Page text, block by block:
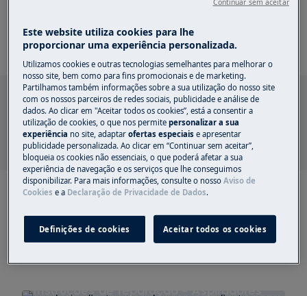
Pesquise entre os nossos artigos de suporte
Instruções de reparação - Aparelhos de
refrigeração (frigoríficos e
congeladores)
Este website utiliza cookies para lhe
proporcionar uma experiência personalizada.
Utilizamos cookies e outras tecnologias semelhantes para melhorar o
nosso site, bem como para fins promocionais e de marketing.
Partilhamos também informações sobre a sua utilização do nosso site
com os nossos parceiros de redes sociais, publicidade e análise de
dados. Ao clicar em "Aceitar todos os cookies”, está a consentir a
utilização de cookies, o que nos permitepersonalizar a sua
experiência no site, adaptarofertas especiaise apresentar
publicidade personalizada. Ao clicar em “Continuar sem aceitar”,
bloqueia os cookies não essenciais, o que poderá afetar a sua
experiência de navegação e os serviços que lhe conseguimos
disponibilizar. Para mais informações, consulte o nossoAviso de
Cookies e a Declaração de Privacidade de Dados.
Definições de cookies Aceitar todos os cookies
Continuar sem aceitar